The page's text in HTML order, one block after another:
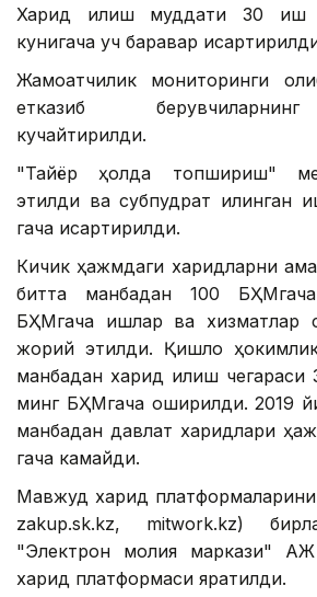
Харид қилиш муддати 30
кунигача уч баравар
Жамоатчилик мониторинги
етказиб
кучайтирилди.
"Тайёр ҳолда топшириш"
этилди ва субпудрат қилинган
гача қисқартирилди.
Кичик ҳажмдаги харидларни
битта манбадан 100
БҲМгача ишлар ва хизматлар
жорий этилди. Қишлоқ
манбадан харид қилиш
минг БҲМгача оширилди. 2019
манбадан давлат харидлари
гача камайди.
Мавжуд харид
zakup.sk.kz, mitwork.kz)
"Электрон молия маркази" АЖ
харид платформаси яратилди.